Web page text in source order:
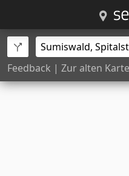
Feedback | Zur alten